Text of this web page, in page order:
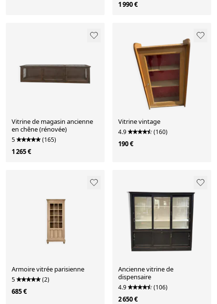
1 990 €
Vitrine de magasin ancienne
en chêne (rénovée)
5 (165)
1 265 €
Vitrine vintage
4.9 (160)
190 €
Armoire vitrée parisienne
5 (2)
685 €
Ancienne vitrine de
dispensaire
4.9 (106)
2 650 €